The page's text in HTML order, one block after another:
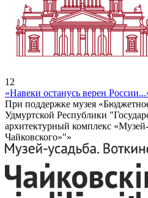
12
«Навеки останусь верен
При поддержке музея
Удмуртской Республики
архитектурный комплекс
Чайковского»"»